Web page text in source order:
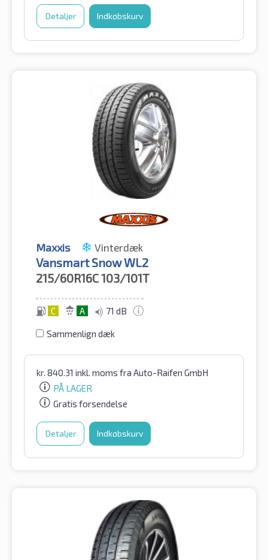
Detaljer Indkøbskurv
Maxxis Vinterdæk
Vansmart Snow WL2
215/60R16C103/101T
C A 71 dB
Sammenlign dæk
kr. 840.31 inkl. moms fra Auto-Raifen GmbH
PÅ LAGER
Gratis forsendelse
Detaljer Indkøbskurv